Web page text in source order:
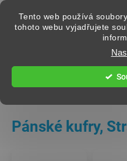
Tento web používá
tohoto webu vyjadřujete
Přejít na obsah
CESTOVNÍ KUFRY
Pánské kufry,